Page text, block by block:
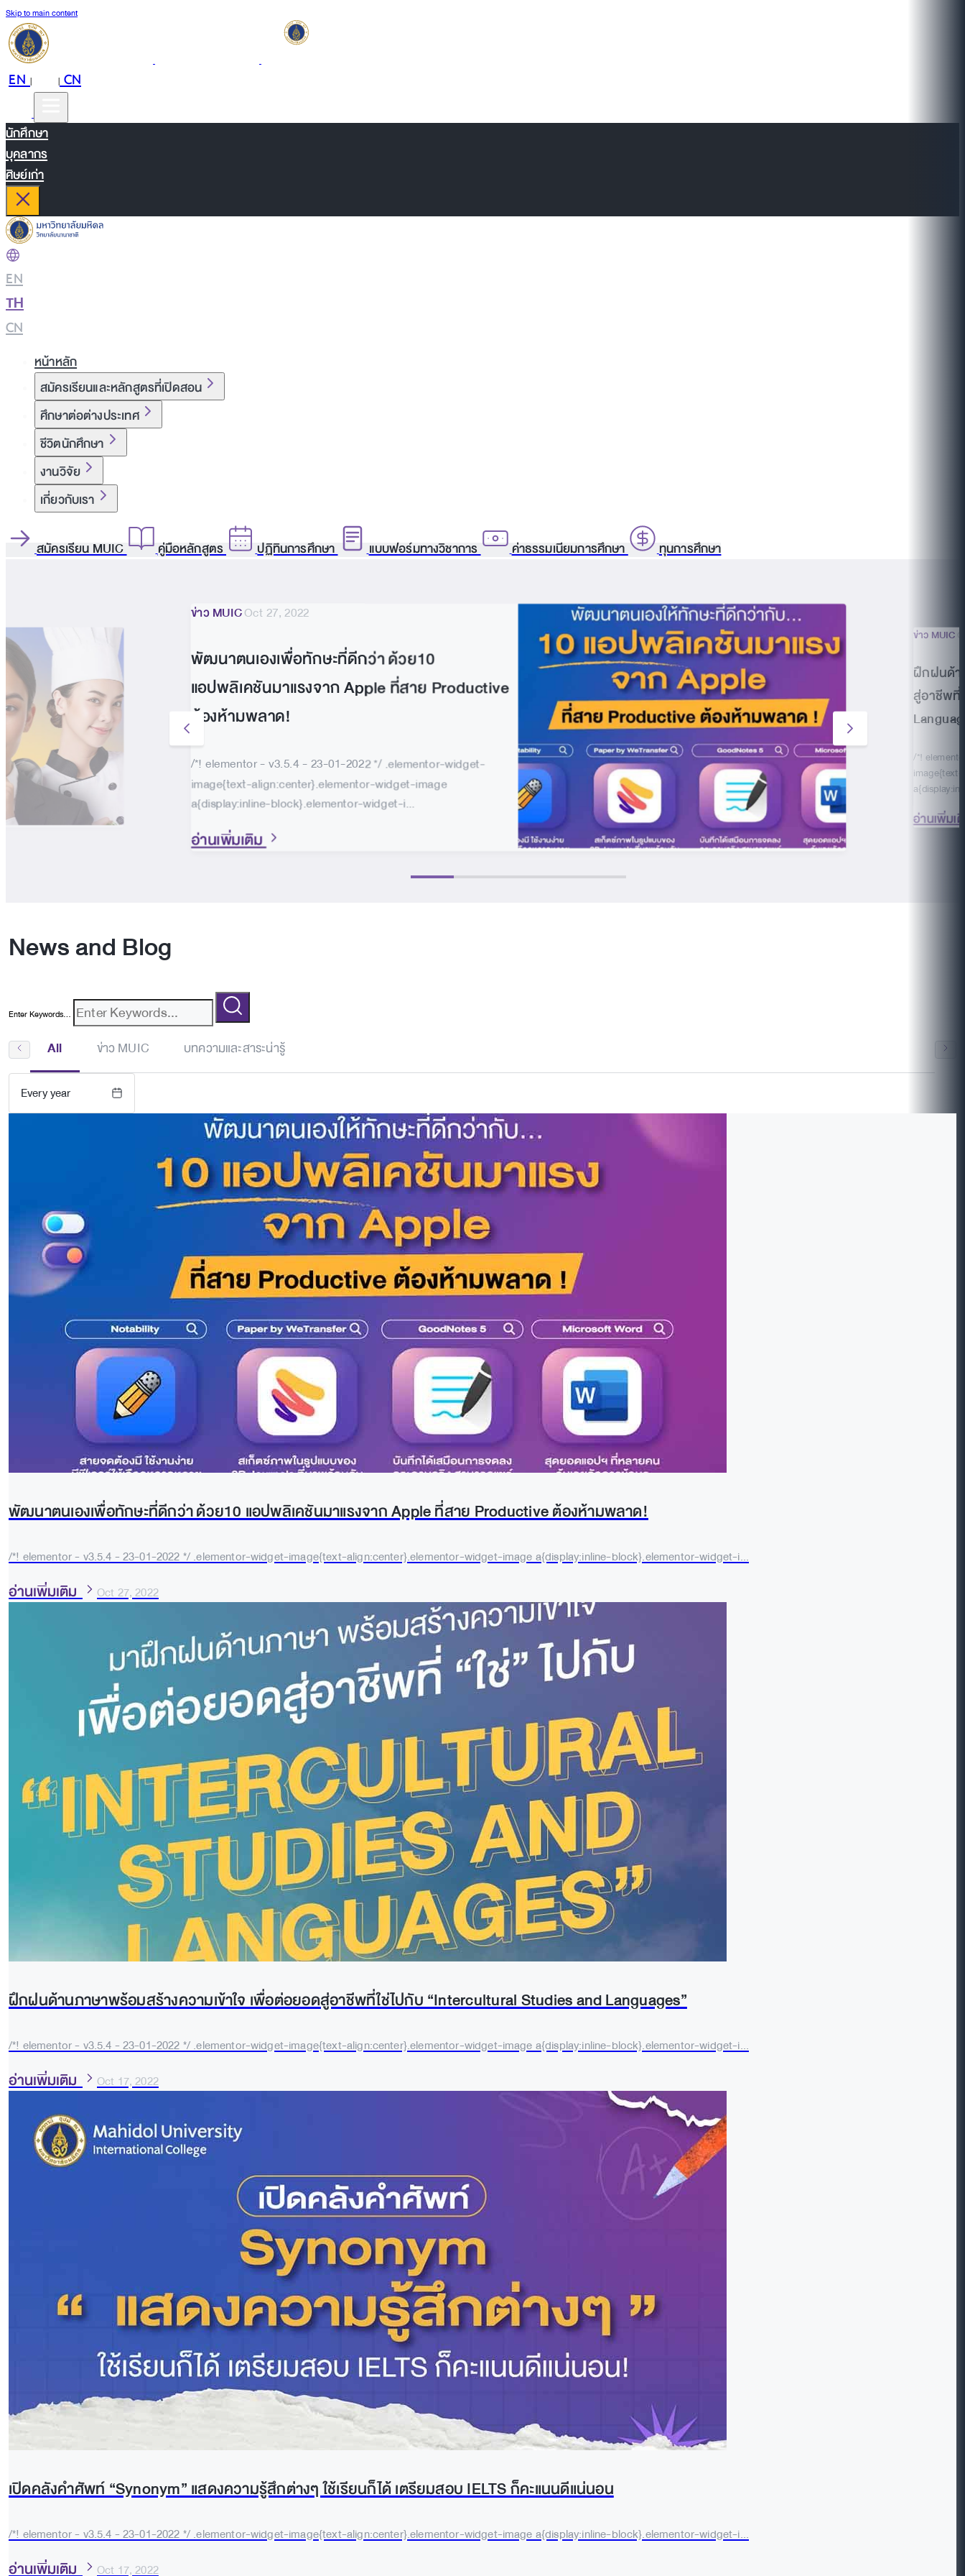
Skip to main content
EN| |CN
นักศึกษา
บุคลากร
ศิษย์เก่า
EN
TH
CN
หน้าหลัก
สมัครเรียนและหลักสูตรที่เปิดสอน
ศึกษาต่อต่างประเทศ
ชีวิตนักศึกษา
งานวิจัย
เกี่ยวกับเรา
สมัครเรียน MUIC คู่มือหลักสูตร ปฏิทินการศึกษา แบบฟอร์มทางวิชาการ ค่าธรรมเนียมการศึกษา ทุนการศึกษา
ข่าว MUICOct 27, 2022
พัฒนาตนเองเพื่อทักษะที่ดีกว่า ด้วย10
แอปพลิเคชันมาแรงจาก Apple ที่สาย Productive
ต้องห้ามพลาด!
/*! elementor - v3.5.4 - 23-01-2022 */ .elementor-widget-
image{text-align:center}.elementor-widget-image
a{display:inline-block}.elementor-widget-i...
อ่านเพิ่มเติม
ข่าว MUIC
ฝึกฝนด้า
สู่อาชีพที่
/*!
อ่านเพิ่มเ
News and Blog
Enter Keywords...
All ข่าว MUIC บทความและสาระน่ารู้
Every year
พัฒนาตนเองเพื่อทักษะที่ดีกว่า ด้วย10 แอปพลิเคชันมาแรงจาก Apple ที่สาย Productive ต้องห้ามพลาด!
/*! elementor - v3.5.4 - 23-01-2022 */ .elementor-widget-image{text-align:center}.elementor-widget-image a{display:inline-block}.elementor-widget-i...
อ่านเพิ่มเติม Oct 27, 2022
ฝึกฝนด้านภาษาพร้อมสร้างความเข้าใจ เพื่อต่อยอดสู่อาชีพที่ใช่ไปกับ “Intercultural Studies and Languages”
/*! elementor - v3.5.4 - 23-01-2022 */ .elementor-widget-image{text-align:center}.elementor-widget-image a{display:inline-block}.elementor-widget-i...
อ่านเพิ่มเติม Oct 17, 2022
เปิดคลังคำศัพท์ “Synonym” แสดงความรู้สึกต่างๆ ใช้เรียนก็ได้ เตรียมสอบ IELTS ก็คะแนนดีแน่นอน
/*! elementor - v3.5.4 - 23-01-2022 */ .elementor-widget-image{text-align:center}.elementor-widget-image a{display:inline-block}.elementor-widget-i...
อ่านเพิ่มเติม Oct 17, 2022